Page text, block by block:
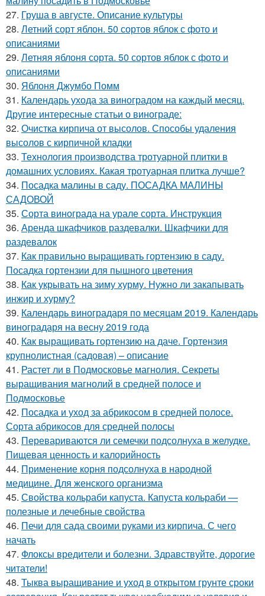
27. Груша в августе. Описание культуры
28. Летний сорт яблон. 50 сортов яблок с фото и
описаниями
29. Летняя яблоня сорта. 50 сортов яблок с фото и
описаниями
30. Яблоня Джумбо Помм
31. Календарь ухода за виноградом на каждый месяц.
Другие интересные статьи о винограде:
32. Очистка кирпича от высолов. Способы удаления
высолов с кирпичной кладки
33. Технология производства тротуарной плитки в
домашних условиях. Какая тротуарная плитка лучше?
34. Посадка малины в саду. ПОСАДКА МАЛИНЫ
САДОВОЙ
35. Сорта винограда на урале сорта. Инструкция
36. Аренда шкафчиков раздевалки. Шкафчики для
раздевалок
37. Как правильно выращивать гортензию в саду.
Посадка гортензии для пышного цветения
38. Как укрывать на зиму хурму. Нужно ли закапывать
инжир и хурму?
39. Календарь виноградаря по месяцам 2019. Календарь
виноградаря на весну 2019 года
40. Как выращивать гортензию на даче. Гортензия
крупнолистная (садовая) – описание
41. Растет ли в Подмосковье магнолия. Секреты
выращивания магнолий в средней полосе и
Подмосковье
42. Посадка и уход за абрикосом в средней полосе.
Сорта абрикосов для средней полосы
43. Перевариваются ли семечки подсолнуха в желудке.
Пищевая ценность и калорийность
44. Применение корня подсолнуха в народной
медицине. Для женского организма
45. Свойства кольраби капуста. Капуста кольраби —
полезные и лечебные свойства
46. Печи для сада своими руками из кирпича. С чего
начать
47. Флоксы вредители и болезни. Здравствуйте, дорогие
читатели!
48. Тыква выращивание и уход в открытом грунте сроки